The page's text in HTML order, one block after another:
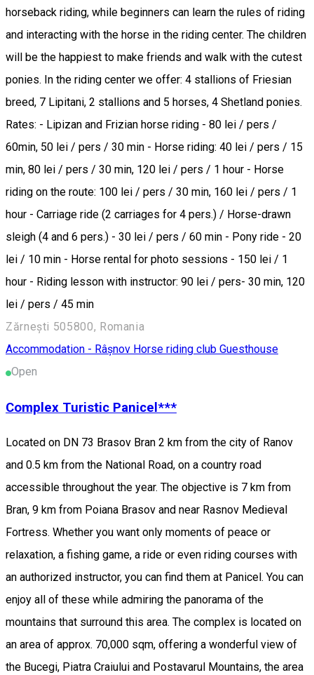
horseback riding, while beginners can learn the rules of riding
and interacting with the horse in the riding center. The children
will be the happiest to make friends and walk with the cutest
ponies. In the riding center we offer: 4 stallions of Friesian
breed, 7 Lipitani, 2 stallions and 5 horses, 4 Shetland ponies.
Rates: - Lipizan and Frizian horse riding - 80 lei / pers /
60min, 50 lei / pers / 30 min - Horse riding: 40 lei / pers / 15
min, 80 lei / pers / 30 min, 120 lei / pers / 1 hour - Horse
riding on the route: 100 lei / pers / 30 min, 160 lei / pers / 1
hour - Carriage ride (2 carriages for 4 pers.) / Horse-drawn
sleigh (4 and 6 pers.) - 30 lei / pers / 60 min - Pony ride - 20
lei / 10 min - Horse rental for photo sessions - 150 lei / 1
hour - Riding lesson with instructor: 90 lei / pers- 30 min, 120
lei / pers / 45 min
Zărnești 505800, Romania
Accommodation - Râșnov Horse riding club Guesthouse
Open
Complex Turistic Panicel***
Located on DN 73 Brasov Bran 2 km from the city of Ranov
and 0.5 km from the National Road, on a country road
accessible throughout the year. The objective is 7 km from
Bran, 9 km from Poiana Brasov and near Rasnov Medieval
Fortress. Whether you want only moments of peace or
relaxation, a fishing game, a ride or even riding courses with
an authorized instructor, you can find them at Panicel. You can
enjoy all of these while admiring the panorama of the
mountains that surround this area. The complex is located on
an area of ​​approx. 70,000 sqm, offering a wonderful view of
the Bucegi, Piatra Craiului and Postavarul Mountains, the area